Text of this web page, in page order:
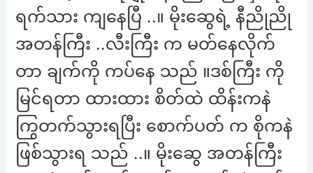
ရက်သား ကျနေပြီ ..။ မိုးဆွေရဲ့ နီညိုညို
အတန်ကြီး ..လီးကြီး က မတ်နေလိုက်
တာ ချက်ကို ကပ်နေ သည် ။ဒစ်ကြီး ကို
မြင်ရတာ ထားထား စိတ်ထဲ ထိန်းကနဲ
ကြွတက်သွားရပြီး စောက်ပတ် က စိုကနဲ
ဖြစ်သွားရ သည် ..။ မိုးဆွေ အတန်ကြီး